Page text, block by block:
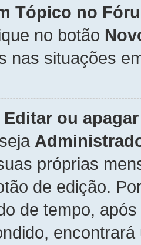
Tópico no
no botão
nas situações
ou
próprias
de edição.
de tempo,